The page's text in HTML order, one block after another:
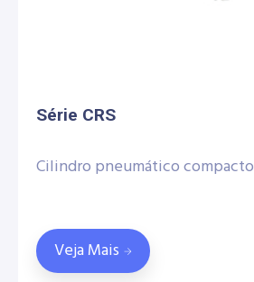
Série CRS
Cilindro pneumático compacto
Veja Mais